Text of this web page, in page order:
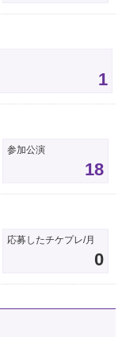
1
参加公演
18
応募したチケプレ/月
0